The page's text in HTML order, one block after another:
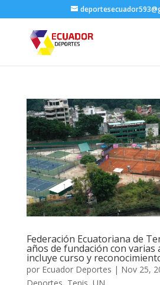
Federación Ecuatoriana de
años de fundación con varias
incluye curso y
por Ecuador Deportes | Nov 25,